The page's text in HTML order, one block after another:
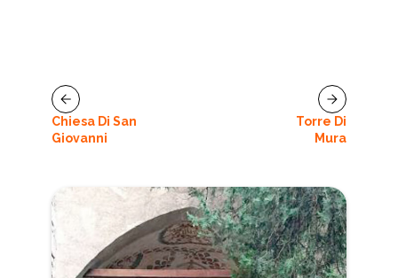
Chiesa Di San
Giovanni
Torre Di
Mura